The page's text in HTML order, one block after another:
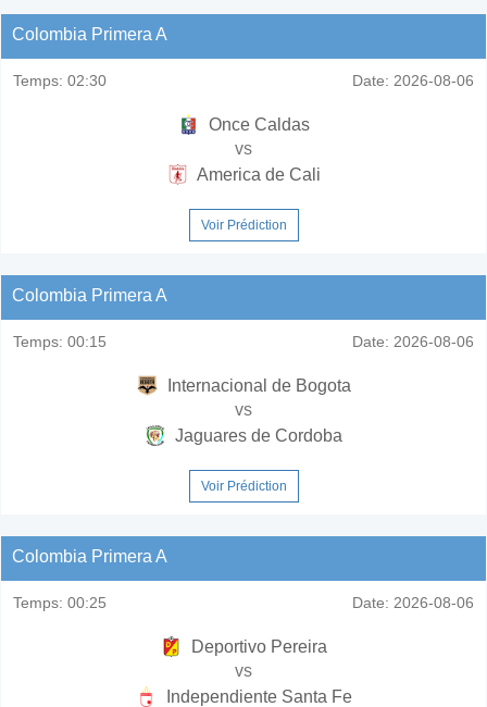
Colombia Primera A
Temps: 02:30 Date: 2026-08-06
Once Caldas
vs
America de Cali
Voir Prédiction
Colombia Primera A
Temps: 00:15 Date: 2026-08-06
Internacional de Bogota
vs
Jaguares de Cordoba
Voir Prédiction
Colombia Primera A
Temps: 00:25 Date: 2026-08-06
Deportivo Pereira
vs
Independiente Santa Fe